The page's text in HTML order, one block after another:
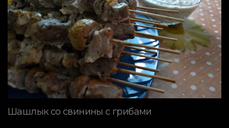
Шашлык со свинины с грибами